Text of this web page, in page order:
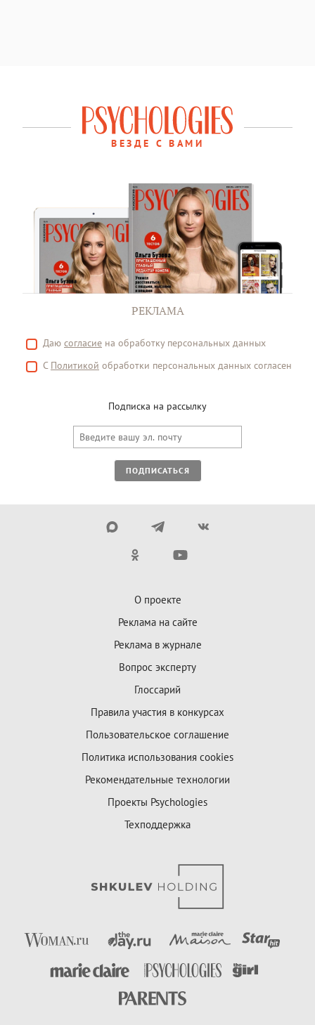
ВЕЗДЕ С ВАМИ
РЕКЛАМА
Даю согласие на обработку персональных данных
С Политикой обработки персональных данных согласен
Подписка на рассылку
ПОДПИСАТЬСЯ
О проекте
Реклама на сайте
Реклама в журнале
Вопрос эксперту
Глоссарий
Правила участия в конкурсах
Пользовательское соглашение
Политика использования cookies
Рекомендательные технологии
Проекты Psychologies
Техподдержка